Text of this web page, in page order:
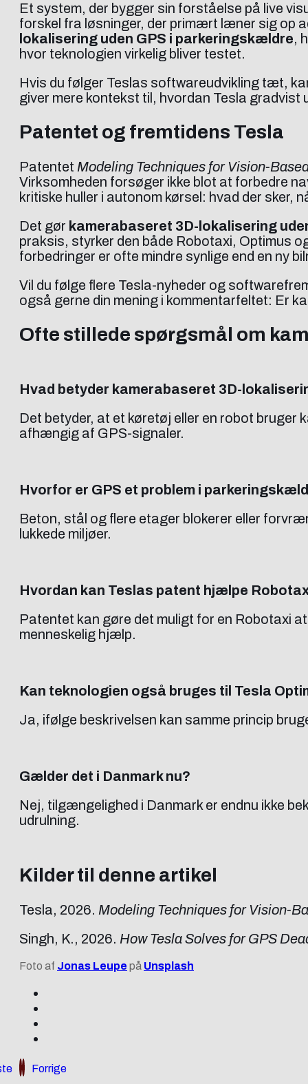
Et system, der bygger sin forståelse på live
forskel fra løsninger, der primært læner sig op
lokalisering uden GPS i parkeringskældre,
hvor teknologien virkelig bliver testet.
Hvis du følger Teslas softwareudvikling tæt,
giver mere kontekst til, hvordan Tesla
Patentet og fremtidens Tesla
Patentet Modeling Techniques for Vision-
Virksomheden forsøger ikke blot at forbedre
kritiske huller i autonom kørsel: hvad der sker,
Det gør kamerabaseret 3D-lokalisering
praksis, styrker den både Robotaxi, Optimus
forbedringer er ofte mindre synlige end en ny
Vil du følge flere Tesla-nyheder og
også gerne din mening i kommentarfeltet: Er
Ofte stillede spørgsmål om
Hvad betyder kamerabaseret 3D-
Det betyder, at et køretøj eller en robot
afhængig af GPS-signaler.
Hvorfor er GPS et problem i
Beton, stål og flere etager blokerer eller
lukkede miljøer.
Hvordan kan Teslas patent hjælpe
Patentet kan gøre det muligt for en Robotaxi
menneskelig hjælp.
Kan teknologien også bruges til Tesla
Ja, ifølge beskrivelsen kan samme princip
Gælder det i Danmark nu?
Nej, tilgængelighed i Danmark er endnu ikke
udrulning.
Kilder til denne artikel
Tesla, 2026. Modeling Techniques for Vision-
Singh, K., 2026. How Tesla Solves for GPS
Foto af Jonas Leupe på Unsplash
Forrige